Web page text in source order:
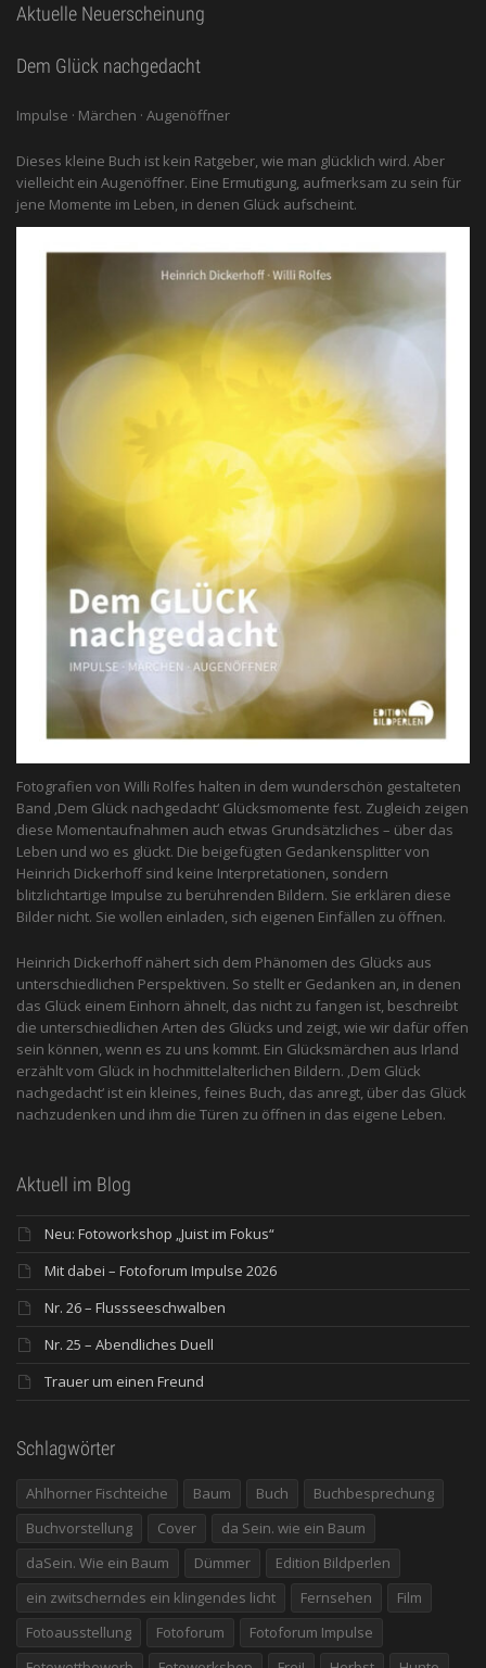
Aktuelle Neuerscheinung
Dem Glück nachgedacht
Impulse · Märchen · Augenöffner
Dieses kleine Buch ist kein Ratgeber, wie man glücklich wird. Aber
vielleicht ein Augenöffner. Eine Ermutigung, aufmerksam zu sein für
jene Momente im Leben, in denen Glück aufscheint.
Fotografien von Willi Rolfes halten in dem wunderschön gestalteten
Band ‚Dem Glück nachgedacht‘ Glücksmomente fest. Zugleich zeigen
diese Momentaufnahmen auch etwas Grundsätzliches – über das
Leben und wo es glückt. Die beigefügten Gedankensplitter von
Heinrich Dickerhoff sind keine Interpretationen, sondern
blitzlichtartige Impulse zu berührenden Bildern. Sie erklären diese
Bilder nicht. Sie wollen einladen, sich eigenen Einfällen zu öffnen.
Heinrich Dickerhoff nähert sich dem Phänomen des Glücks aus
unterschiedlichen Perspektiven. So stellt er Gedanken an, in denen
das Glück einem Einhorn ähnelt, das nicht zu fangen ist, beschreibt
die unterschiedlichen Arten des Glücks und zeigt, wie wir dafür offen
sein können, wenn es zu uns kommt. Ein Glücksmärchen aus Irland
erzählt vom Glück in hochmittelalterlichen Bildern. ‚Dem Glück
nachgedacht‘ ist ein kleines, feines Buch, das anregt, über das Glück
nachzudenken und ihm die Türen zu öffnen in das eigene Leben.
Aktuell im Blog
Neu: Fotoworkshop „Juist im Fokus“
Mit dabei – Fotoforum Impulse 2026
Nr. 26 – Flussseeschwalben
Nr. 25 – Abendliches Duell
Trauer um einen Freund
Schlagwörter
Ahlhorner Fischteiche Baum Buch
Buchbesprechung
Buchvorstellung
Cover
da Sein. wie ein Baum
daSein. Wie ein Baum
Dümmer
Edition Bildperlen
ein zwitscherndes ein klingendes licht
Fernsehen
Film
Fotoausstellung
Fotoforum
Fotoforum Impulse